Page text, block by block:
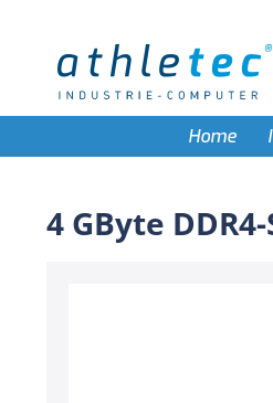
Home
4 GByte